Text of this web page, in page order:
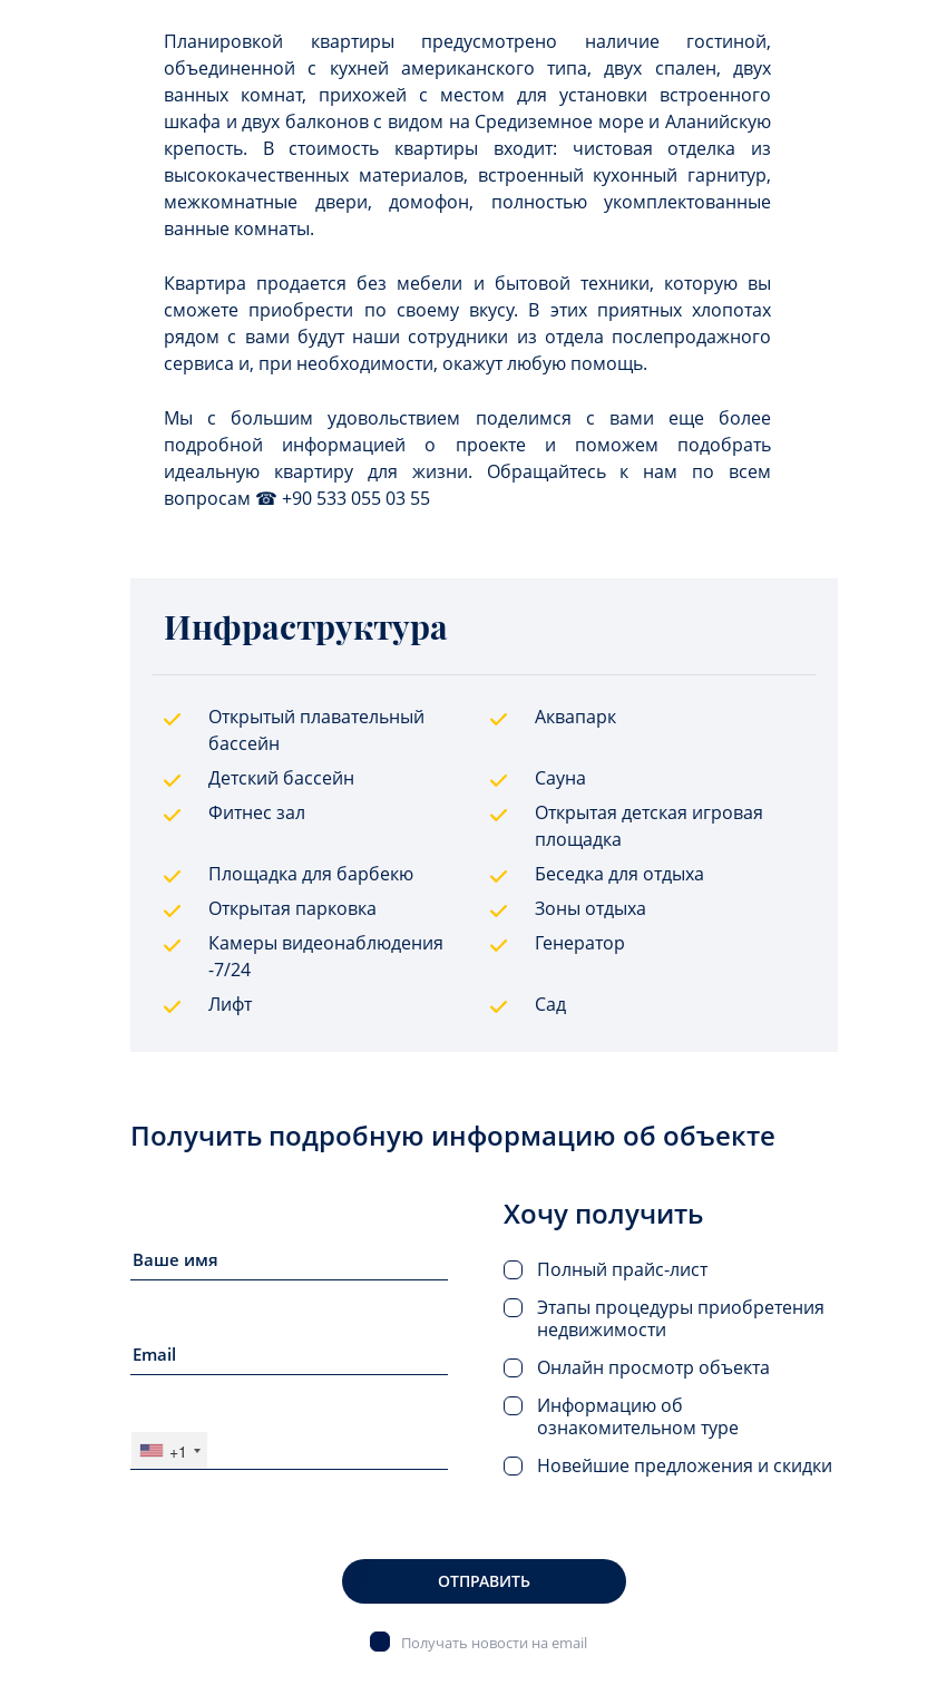
Планировкой квартиры предусмотрено наличие гостиной,
объединенной с кухней американского типа, двух спален, двух
ванных комнат, прихожей с местом для установки встроенного
шкафа и двух балконов с видом на Средиземное море и Аланийскую
крепость. В стоимость квартиры входит: чистовая отделка из
высококачественных материалов, встроенный кухонный гарнитур,
межкомнатные двери, домофон, полностью укомплектованные
ванные комнаты.
Квартира продается без мебели и бытовой техники, которую вы
сможете приобрести по своему вкусу. В этих приятных хлопотах
рядом с вами будут наши сотрудники из отдела послепродажного
сервиса и, при необходимости, окажут любую помощь.
Мы с большим удовольствием поделимся с вами еще более
подробной информацией о проекте и поможем подобрать
идеальную квартиру для жизни. Обращайтесь к нам по всем
вопросам ☎ +90 533 055 03 55
Инфраструктура
Открытый плавательный
бассейн
Аквапарк
Детский бассейн
Сауна
Фитнес зал
Открытая детская игровая
площадка
Площадка для барбекю
Беседка для отдыха
Открытая парковка
Зоны отдыха
Камеры видеонаблюдения
-7/24
Генератор
Лифт Сад
Получить подробную информацию об объекте
+1
Хочу получить
Полный прайс-лист
Этапы процедуры приобретения
недвижимости
Онлайн просмотр объекта
Информацию об
ознакомительном туре
Новейшие предложения и скидки
ОТПРАВИТЬ
Получать новости на email